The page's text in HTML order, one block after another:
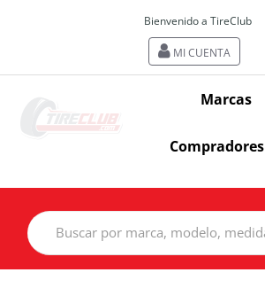
Bienvenido a TireClub
MI CUENTA
Marcas
Compradores
Search
for: